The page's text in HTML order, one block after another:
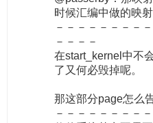
时候汇编中做的映
－－－－－－－－
－－－－
在start_kernel中不
了又何必毁掉呢。
那这部分page怎么
－－－－－－－－